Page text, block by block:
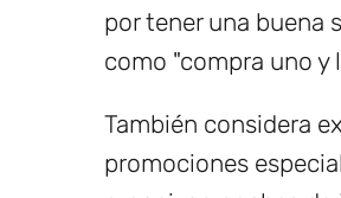
por tener una buena
como "compra uno y
También considera
promociones